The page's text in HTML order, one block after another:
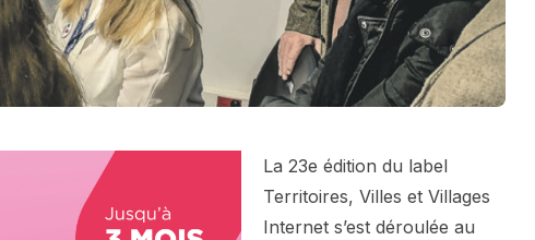
La 23e édition du label
Territoires, Villes et Villages
Internet s’est déroulée au